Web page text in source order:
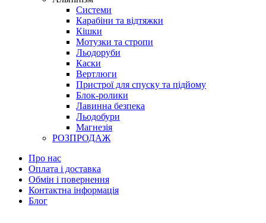
Системи
Карабіни та відтяжки
Кішки
Мотузки та стропи
Льодоруби
Каски
Вертлюги
Пристрої для спуску та підйому
Блок-ролики
Лавинна безпека
Льодобури
Магнезія
РОЗПРОДАЖ
Про нас
Оплата і доставка
Обмін і повернення
Контактна інформація
Блог